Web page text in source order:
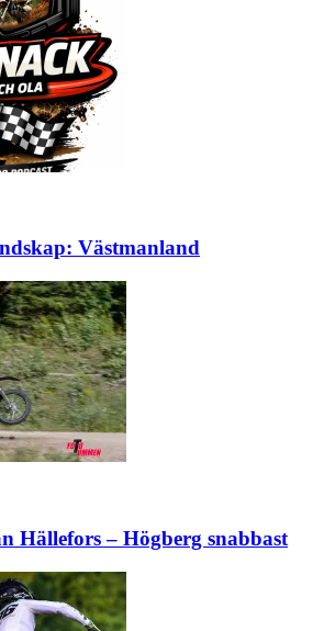
Västmanland
Hällefors – Högberg snabbast